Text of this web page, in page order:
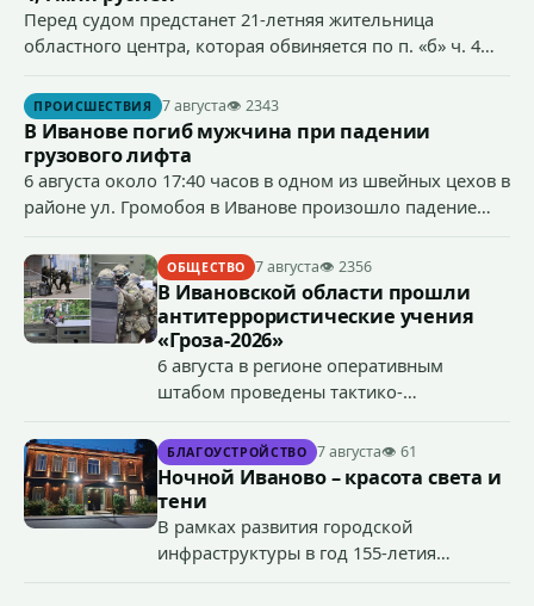
Перед судом предстанет 21-летняя жительница
областного центра, которая обвиняется по п. «б» ч. 4
сумму более 4,4 млн рублей через маркетплейс.
ПРОИСШЕСТВИЯ 7 августа👁 2343
В Иванове погиб мужчина при падении
грузового лифта
6 августа около 17:40 часов в одном из швейных цехов в
районе ул. Громобоя в Иванове произошло падение
ОБЩЕСТВО 7 августа👁 2356
В Ивановской области прошли
антитеррористические учения
«Гроза-2026»
6 августа в регионе оперативным
штабом проведены тактико-
террористического акта на объекте
органов государственной власти.
«Гроза-2026».
БЛАГОУСТРОЙСТВО 7 августа👁 61
Ночной Иваново – красота света и
тени
В рамках развития городской
инфраструктуры в год 155-летия